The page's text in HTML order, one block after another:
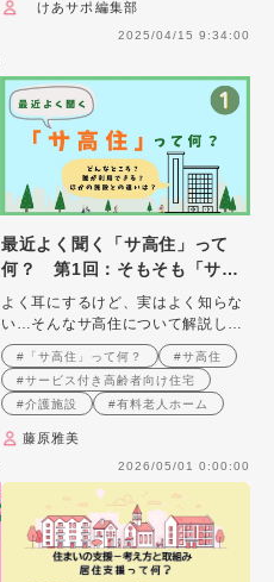
けあサポ編集部
2025/04/15 9:34:00
最近よく聞く「サ高住」って
何？ 第1回：そもそも「サ高
住」って、ほかの施設と何が違
うの？
よく耳にするけど、実はよく知らな
い…そんなサ高住について解説しま
す
#「サ高住」って何？
#サ高住
#サービス付き高齢者向け住宅
#介護施設
#有料老人ホーム
藤原雅美
2026/05/01 0:00:00